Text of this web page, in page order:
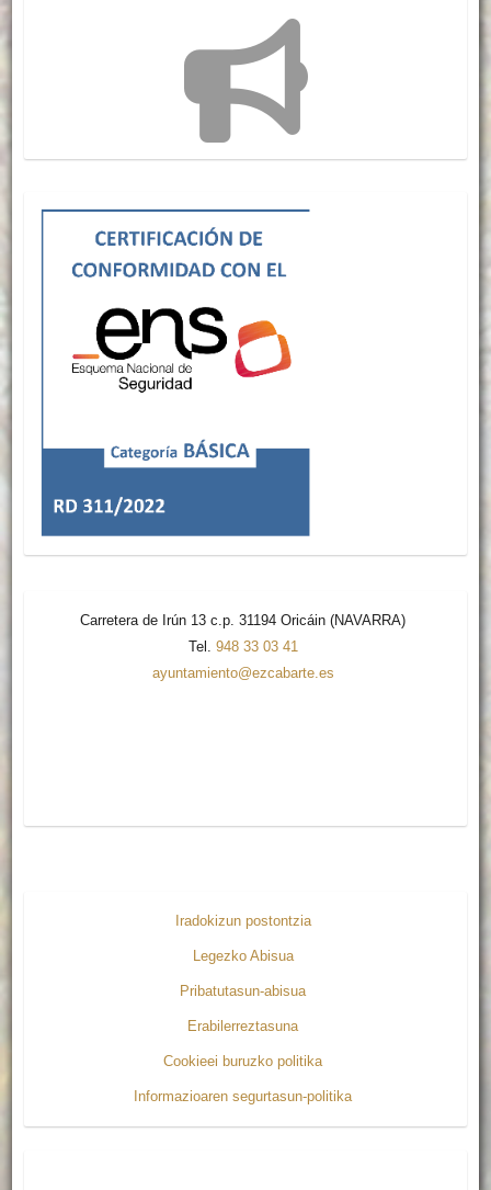
Carretera de Irún 13 c.p. 31194 Oricáin (NAVARRA)
Tel. 948 33 03 41
ayuntamiento@ezcabarte.es
Iradokizun postontzia
Legezko Abisua
Pribatutasun-abisua
Erabilerreztasuna
Cookieei buruzko politika
Informazioaren segurtasun-politika